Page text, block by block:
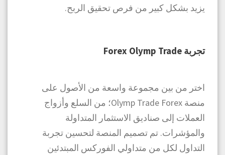
يزيد بشكل كبير من فرص تحقيق الربح.
تجربة Forex Olymp Trade
اختر من بين مجموعة واسعة من الأصول على
منصة Olymp Trade Forex؛ من السلع وأزواج
العملات إلى صناديق الاستثمار المتداولة
والمؤشرات. تم تصميم المنصة لتحسين تجربة
التداول لكل من متداولي الفوركس المبتدئين